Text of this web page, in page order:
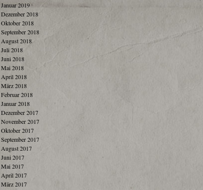
Januar 2019
Dezember 2018
Oktober 2018
September 2018
August 2018
Juli 2018
Juni 2018
Mai 2018
April 2018
März 2018
Februar 2018
Januar 2018
Dezember 2017
November 2017
Oktober 2017
September 2017
August 2017
Juni 2017
Mai 2017
April 2017
März 2017